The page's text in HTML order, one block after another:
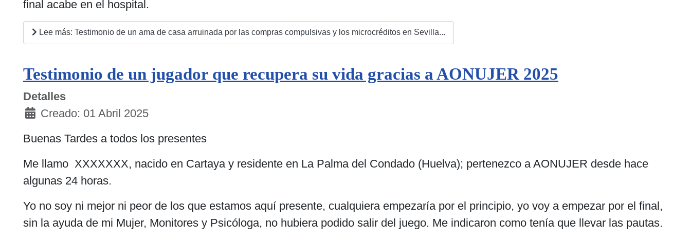
final acabe en el hospital.
Lee más: Testimonio de un ama de casa arruinada por las compras compulsivas y los microcréditos en Sevilla...
Testimonio de un jugador que recupera su vida gracias a AONUJER 2025
Detalles
Creado: 01 Abril 2025
Buenas Tardes a todos los presentes
Me llamo XXXXXXX, nacido en Cartaya y residente en La Palma del Condado (Huelva); pertenezco a AONUJER desde hace
algunas 24 horas.
Yo no soy ni mejor ni peor de los que estamos aquí presente, cualquiera empezaría por el principio, yo voy a empezar por el final,
sin la ayuda de mi Mujer, Monitores y Psicóloga, no hubiera podido salir del juego. Me indicaron como tenía que llevar las pautas.